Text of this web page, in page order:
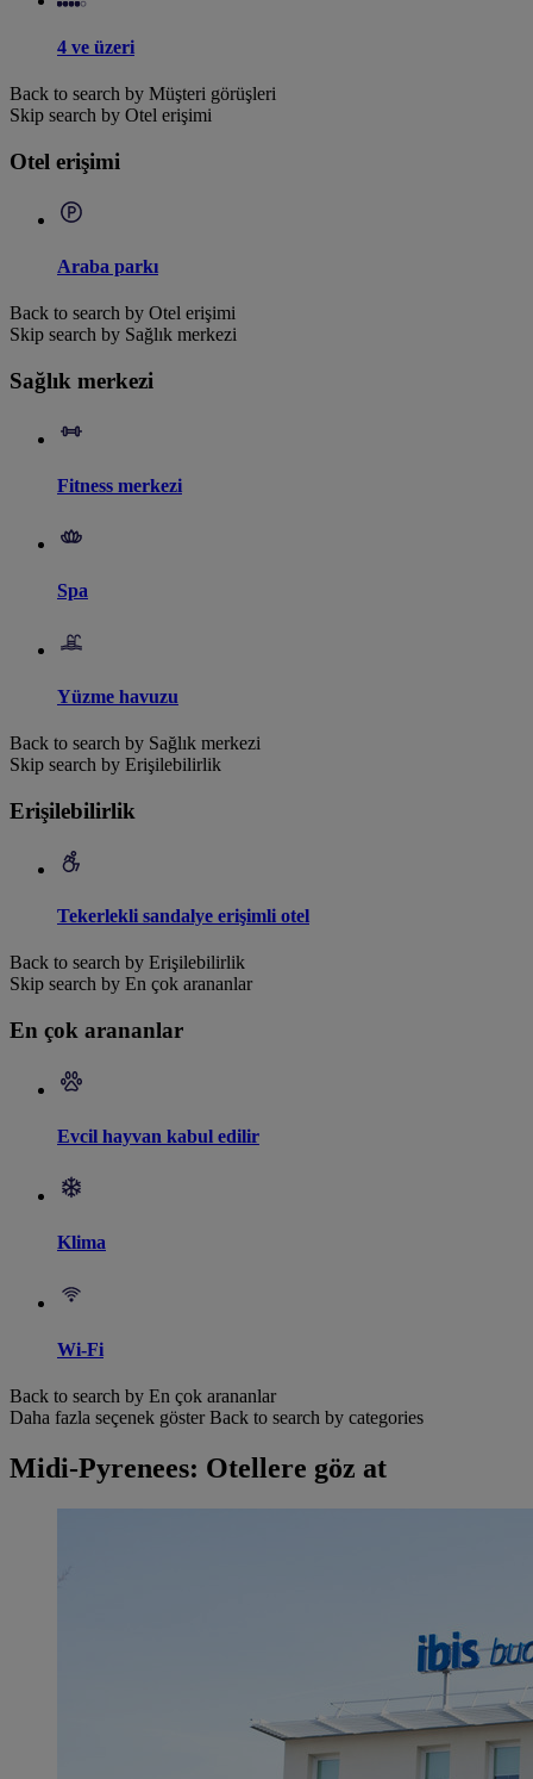
4 ve üzeri
Back to search by Müşteri görüşleri
Skip search by Otel erişimi
Otel erişimi
Araba parkı
Back to search by Otel erişimi
Skip search by Sağlık merkezi
Sağlık merkezi
Fitness merkezi
Spa
Yüzme havuzu
Back to search by Sağlık merkezi
Skip search by Erişilebilirlik
Erişilebilirlik
Tekerlekli sandalye erişimli otel
Back to search by Erişilebilirlik
Skip search by En çok arananlar
En çok arananlar
Evcil hayvan kabul edilir
Klima
Wi-Fi
Back to search by En çok arananlar
Daha fazla seçenek göster Back to search by categories
Midi-Pyrenees: Otellere göz at